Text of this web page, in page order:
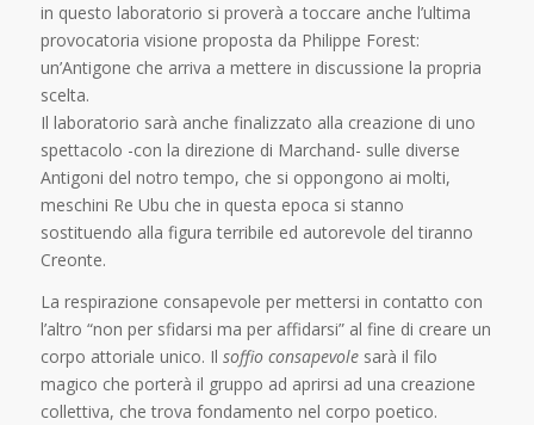
in questo laboratorio si proverà a toccare anche l’ultima
provocatoria visione proposta da Philippe Forest:
un’Antigone che arriva a mettere in discussione la propria
scelta.
Il laboratorio sarà anche finalizzato alla creazione di uno
spettacolo -con la direzione di Marchand- sulle diverse
Antigoni del notro tempo, che si oppongono ai molti,
meschini Re Ubu che in questa epoca si stanno
sostituendo alla figura terribile ed autorevole del tiranno
Creonte.
La respirazione consapevole per mettersi in contatto con
l’altro “non per sfidarsi ma per affidarsi” al fine di creare un
corpo attoriale unico. Il soffio consapevole sarà il filo
magico che porterà il gruppo ad aprirsi ad una creazione
collettiva, che trova fondamento nel corpo poetico.